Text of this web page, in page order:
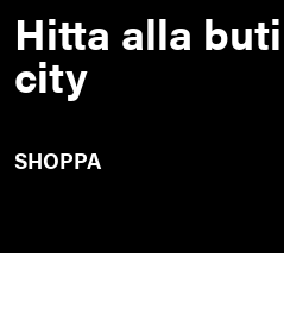
Hitta alla
city
SHOPPA